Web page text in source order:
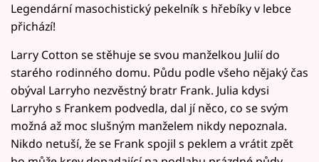
Legendární masochistický pekelník s hřebíky v lebce
přichází!
Larry Cotton se stěhuje se svou manželkou Julií do
starého rodinného domu. Půdu podle všeho nějaký čas
obýval Larryho nezvěstný bratr Frank. Julia kdysi
Larryho s Frankem podvedla, dal jí něco, co se svým
možná až moc slušným manželem nikdy nepoznala.
Nikdo netuší, že se Frank spojil s peklem a vrátit zpět